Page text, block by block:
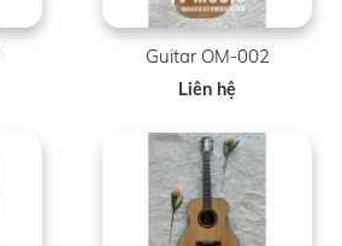
Guitar OM-002
Liên hệ